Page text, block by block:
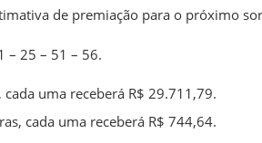
de premiação para o próximo
– 25 – 51 – 56.
uma receberá R$ 29.711,79.
cada uma receberá R$ 744,64.